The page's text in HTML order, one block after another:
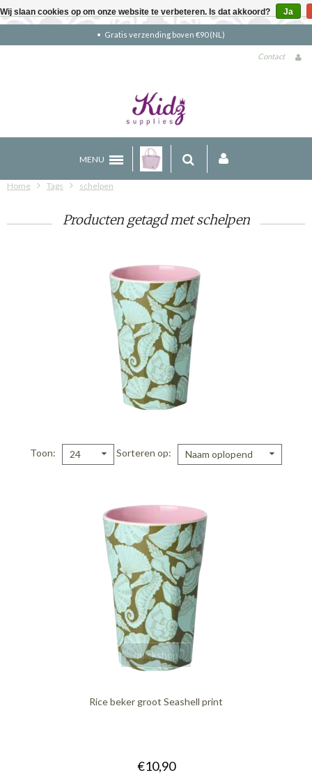
Gratis verzending boven €90 (NL)
Contact
MENU
Home Tags schelpen
Producten getagd met schelpen
Toon 24 Sorteren op Naam oplopend
quickshop
Rice beker groot Seashell print
€10,90
Wij slaan cookies op om onze website te verbeteren. Is dat akkoord? Ja